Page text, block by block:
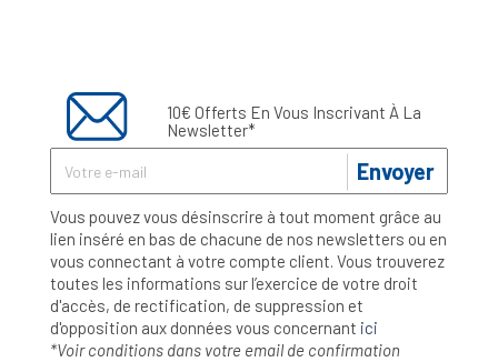
10€ Offerts En Vous Inscrivant À La
Newsletter*
Envoyer
Vous pouvez vous désinscrire à tout moment grâce au
lien inséré en bas de chacune de nos newsletters ou en
vous connectant à votre compte client. Vous trouverez
toutes les informations sur l’exercice de votre droit
d'accès, de rectification, de suppression et
d'opposition aux données vous concernant ici
*Voir conditions dans votre email de confirmation